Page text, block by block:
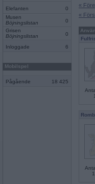
Elefanten
0
Musen
Böjningslistan
0
Grisen
Böjningslistan
0
Inloggade 6
Mobilspel
Pågående 18 425
«
«